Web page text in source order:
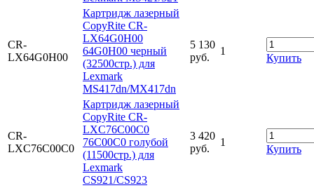
CR-
LX64G0H00
Картридж лазерный
CopyRite CR-
LX64G0H00
64G0H00 черный
(32500стр.) для
Lexmark
MS417dn/MX417dn
5 130
руб.
1
Купить
CR-
LXC76C00C0
Картридж лазерный
CopyRite CR-
LXC76C00C0
76C00C0 голубой
(11500стр.) для
Lexmark
CS921/CS923
3 420
руб.
1
Купить